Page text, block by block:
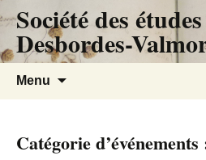
Société des
Desbordes-
Menu
Catégorie d’événements